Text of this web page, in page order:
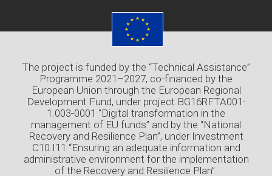
The project is funded by the “Technical Assistance”
Programme 2021–2027, co-financed by the
European Union through the European Regional
Development Fund, under project BG16RFTA001-
1.003-0001 “Digital transformation in the
management of EU funds” and by the “National
Recovery and Resilience Plan”, under Investment
C10.I11 “Ensuring an adequate information and
administrative environment for the implementation
of the Recovery and Resilience Plan”.